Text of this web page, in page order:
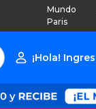
Mundo
Paris
¡Hola!